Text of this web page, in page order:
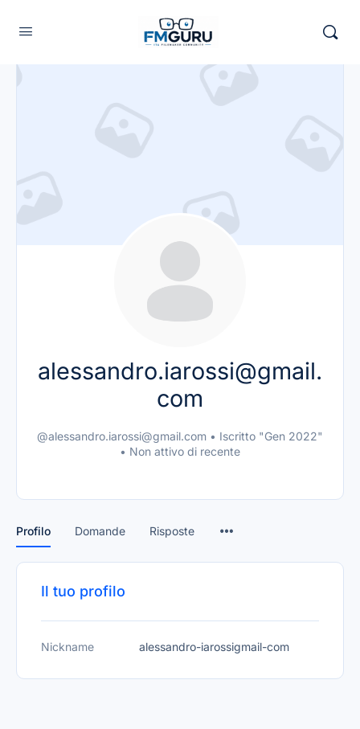
alessandro.iarossi@gmail.
com
@alessandro.iarossi@gmail.com • Iscritto "Gen 2022"
• Non attivo di recente
Profilo Domande Risposte
Il tuo profilo
Nickname alessandro-iarossigmail-com